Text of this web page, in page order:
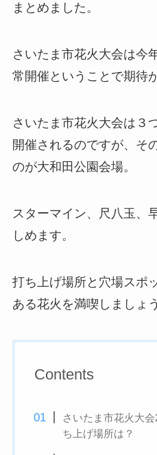
まとめました。
さいたま市花火大会は今
常開催ということで期待
さいたま市花火大会は３
開催されるのですが、そ
のが大和田公園会場。
スターマイン、尺八玉、
しめます。
打ち上げ場所と穴場スポ
ある花火を満喫しましょ
Contents
さいたま市花火大
ち上げ場所は？